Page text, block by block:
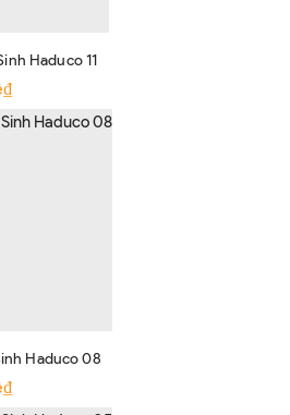
Haduco 11
Haduco 08